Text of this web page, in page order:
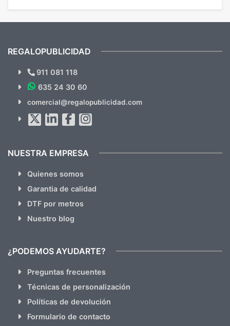
¿Quieres ver nuestras últimas
Novedades y Ofertas?
hacemos Spam)
REGALOPUBLICIDAD
911 081 118
635 24 30 60
comercial@regalopublicidad.com
NUESTRA EMPRESA
Quienes somos
Garantia de calidad
DTF por metros
Nuestro blog
¿PODEMOS AYUDARTE?
Preguntas frecuentes
Técnicas de personalización
Políticas de devolución
Formulario de contacto